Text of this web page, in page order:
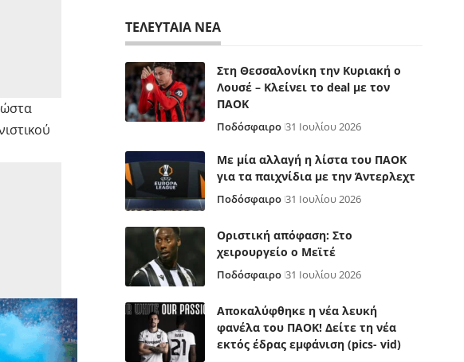
ΤΕΛΕΥΤΑΙΑ ΝΕΑ
Στη Θεσσαλονίκη την Κυριακή ο
Λουσέ – Κλείνει το deal με τον
ΠΑΟΚ
Ποδόσφαιρο 31 Ιουλίου 2026
Με μία αλλαγή η λίστα του ΠΑΟΚ
για τα παιχνίδια με την Άντερλεχτ
Ποδόσφαιρο 31 Ιουλίου 2026
Οριστική απόφαση: Στο
χειρουργείο ο Μεϊτέ
Ποδόσφαιρο 31 Ιουλίου 2026
Αποκαλύφθηκε η νέα λευκή
φανέλα του ΠΑΟΚ! Δείτε τη νέα
εκτός έδρας εμφάνιση (pics- vid)